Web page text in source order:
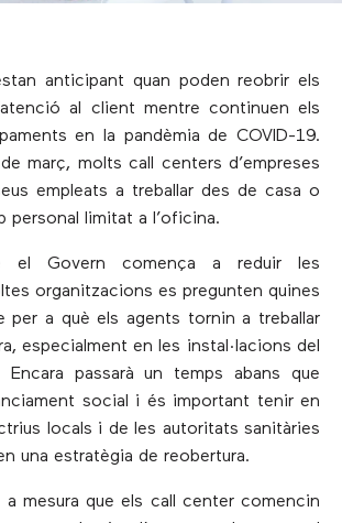
anticipant quan poden reobrir els
al client mentre continuen els
en la pandèmia de COVID-19.
març, molts call centers d’empreses
empleats a treballar des de casa o
personal limitat a l’oficina.
el Govern comença a reduir les
organitzacions es pregunten quines
per a què els agents tornin a treballar
especialment en les instal·lacions del
passarà un temps abans que
social i és important tenir en
locals i de les autoritats sanitàries
una estratègia de reobertura.
a mesura que els call center comencin